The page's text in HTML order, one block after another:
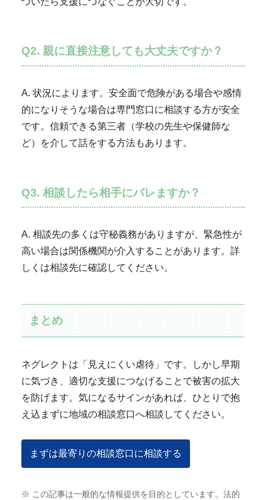
Q2. 親に直接注意しても大丈夫ですか？
A. 状況によります。安全面で危険がある場合や感情
的になりそうな場合は専門窓口に相談する方が安全
です。信頼できる第三者（学校の先生や保健師な
ど）を介して話をする方法もあります。
Q3. 相談したら相手にバレますか？
A. 相談先の多くは守秘義務がありますが、緊急性が
高い場合は関係機関が介入することがあります。詳
しくは相談先に確認してください。
まとめ
ネグレクトは「見えにくい虐待」です。しかし早期
に気づき、適切な支援につなげることで被害の拡大
を防げます。気になるサインがあれば、ひとりで抱
え込まずに地域の相談窓口へ相談してください。
まずは最寄りの相談窓口に相談する
※ この記事は一般的な情報提供を目的としています。法的